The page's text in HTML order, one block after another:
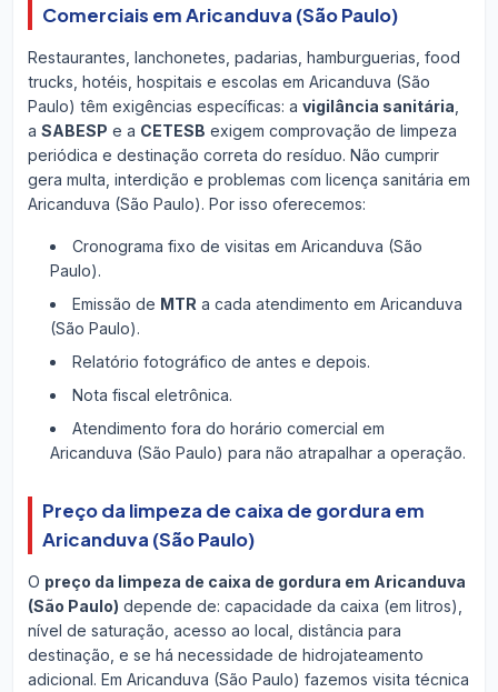
Comerciais em Aricanduva (São Paulo)
Restaurantes, lanchonetes, padarias, hamburguerias, food
trucks, hotéis, hospitais e escolas em Aricanduva (São
Paulo) têm exigências específicas: a vigilância sanitária
a SABESP e a CETESB exigem comprovação de limpeza
periódica e destinação correta do resíduo. Não cumprir
gera multa, interdição e problemas com licença sanitária em
Aricanduva (São Paulo). Por isso oferecemos:
Cronograma fixo de visitas em Aricanduva (São
Paulo).
Emissão de MTR a cada atendimento em Aricanduva
(São Paulo).
Relatório fotográfico de antes e depois.
Nota fiscal eletrônica.
Atendimento fora do horário comercial em
Aricanduva (São Paulo) para não atrapalhar a operação.
Preço da limpeza de caixa de gordura em
Aricanduva (São Paulo)
O preço da limpeza de caixa de gordura em Aricanduva
(São Paulo) depende de: capacidade da caixa (em litros),
nível de saturação, acesso ao local, distância para
destinação, e se há necessidade de hidrojateamento
adicional. Em Aricanduva (São Paulo) fazemos visita técnica